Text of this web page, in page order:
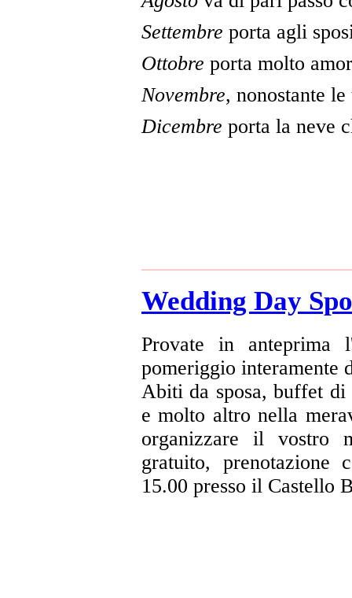
Settembre porta agli
Ottobre porta molto
Novembre, nonostante
Dicembre porta la neve
Wedding Day
Provate in anteprima
pomeriggio interamente
Abiti da sposa, buffet di
e molto altro nella
organizzare il vostro
gratuito, prenotazione
15.00 presso il Castello